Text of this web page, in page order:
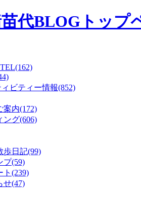
代BLOGトップ
ビティー情報(852)
案内(172)
ング(606)
歩日記(99)
プ(59)
ト(239)
せ(47)